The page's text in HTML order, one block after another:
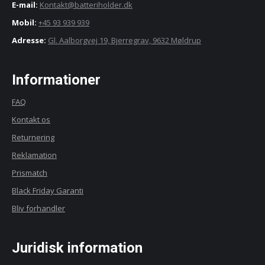
E-mail: Kontakt@batteriholder.dk
Mobil: +45 93 939 939
Adresse: Gl. Aalborgvej 19, Bjerregrav, 9632 Møldrup
Informationer
FAQ
Kontakt os
Returnering
Reklamation
Prismatch
Black Friday Garanti
Bliv forhandler
Juridisk information